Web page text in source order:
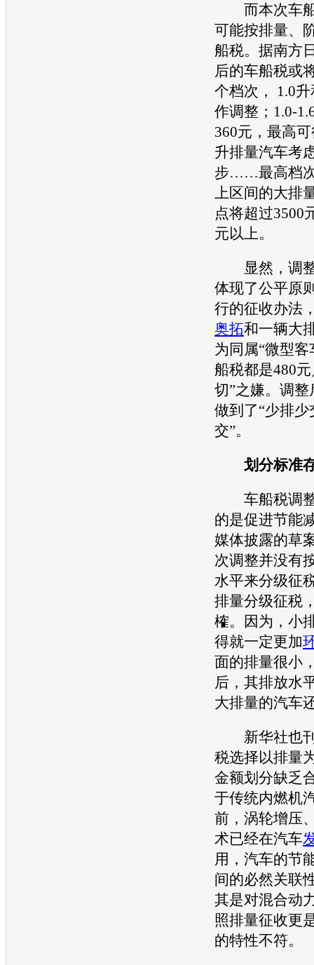
而本次车船
可能按排量、
船税。据南方
后的车船税或
个档次， 1.0
作调整；1.0-
360元，最高
升排量汽车考
步……最高档
上区间的大排
点将超过3500
元以上。
显然，调整
体现了公平原
行的征收办法
奥拓和一辆大
为同属“微型
船税都是480
切”之嫌。调
做到了“少排
交”。
划分标准
车船税调整
的是促进节能
媒体披露的草
次调整并没有
水平来分级征
排量分级征税
榷。因为，小
得就一定更加
面的排量很小
后，其排放水
大排量的汽车
新华社也刊
税选择以排量
金额划分缺乏
于传统内燃机
前，涡轮增压
术已经在汽车
用，汽车的节
间的必然关联
其是对混合动
照排量征收更
的特性不符。